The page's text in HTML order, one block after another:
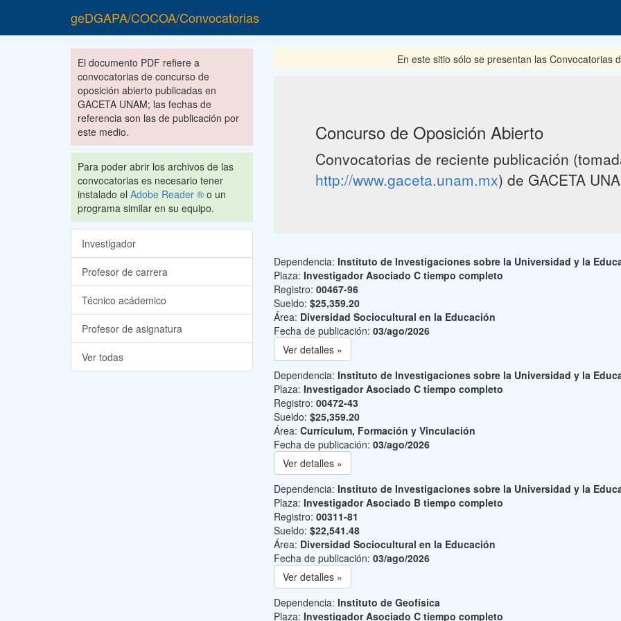
geDGAPA/COCOA/Convocatorias
El documento PDF refiere a
convocatorias de concurso de
oposición abierto publicadas en
GACETA UNAM; las fechas de
referencia son las de publicación por
este medio.
Para poder abrir los archivos de las
convocatorias es necesario tener
instalado el Adobe Reader ® o un
programa similar en su equipo.
Investigador
Profesor de carrera
Técnico acádemico
Profesor de asignatura
Ver todas
En este sitio sólo se presentan las Convocatorias del
Concurso de Oposición Abierto
Convocatorias de reciente publicación
http://www.gaceta.unam.mx) de GACETA
Dependencia: Instituto de Investigaciones sobre la Universidad y la
Plaza: Investigador Asociado C tiempo completo
Registro: 00467-96
Sueldo: $25,359.20
Área: Diversidad Sociocultural en la Educación
Fecha de publicación: 03/ago/2026
Ver detalles »
Dependencia: Instituto de Investigaciones sobre la Universidad y la
Plaza: Investigador Asociado C tiempo completo
Registro: 00472-43
Sueldo: $25,359.20
Área: Currículum, Formación y Vinculación
Fecha de publicación: 03/ago/2026
Ver detalles »
Dependencia: Instituto de Investigaciones sobre la Universidad y la
Plaza: Investigador Asociado B tiempo completo
Registro: 00311-81
Sueldo: $22,541.48
Área: Diversidad Sociocultural en la Educación
Fecha de publicación: 03/ago/2026
Ver detalles »
Dependencia: Instituto de Geofísica
Plaza: Investigador Asociado C tiempo completo